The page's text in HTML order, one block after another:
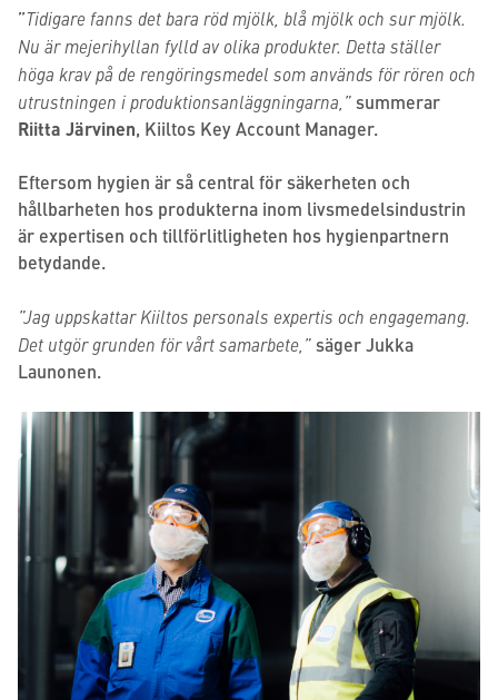
”Tidigare fanns det bara röd mjölk, blå mjölk och sur mjölk.
Nu är mejerihyllan fylld av olika produkter. Detta ställer
höga krav på de rengöringsmedel som används för rören och
utrustningen i produktionsanläggningarna,”summerar
Riitta Järvinen, Kiiltos Key Account Manager.
Eftersom hygien är så central för säkerheten och
hållbarheten hos produkterna inom livsmedelsindustrin
är expertisen och tillförlitligheten hos hygienpartnern
betydande.
”Jag uppskattar Kiiltos personals expertis och engagemang.
Det utgör grunden för vårt samarbete,”säger Jukka
Launonen.